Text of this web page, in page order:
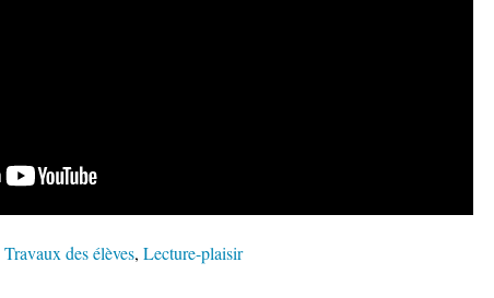
Travaux des élèves, Lecture-plaisir